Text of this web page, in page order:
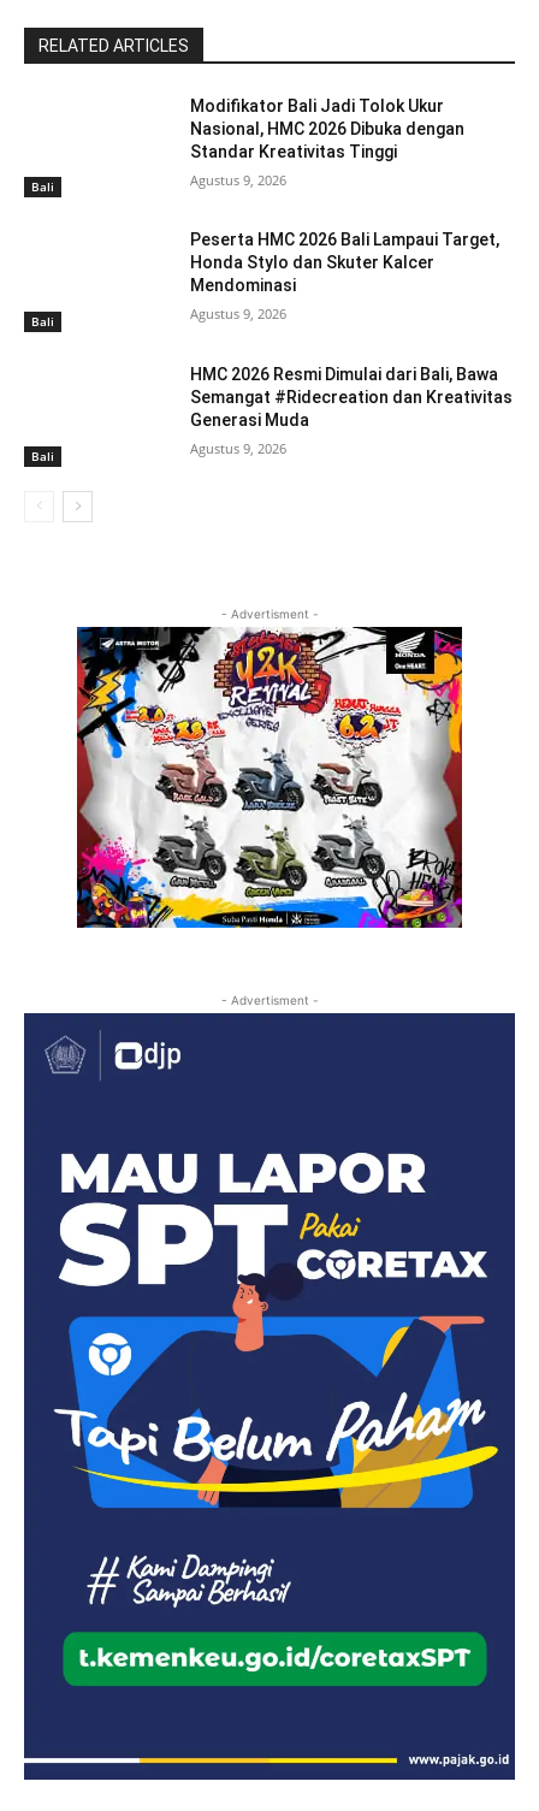
RELATED ARTICLES
Bali
Modifikator Bali Jadi Tolok Ukur
Nasional, HMC 2026 Dibuka dengan
Standar Kreativitas Tinggi
Agustus 9, 2026
Bali
Peserta HMC 2026 Bali Lampaui Target,
Honda Stylo dan Skuter Kalcer
Mendominasi
Agustus 9, 2026
Bali
HMC 2026 Resmi Dimulai dari Bali, Bawa
Semangat #Ridecreation dan Kreativitas
Generasi Muda
Agustus 9, 2026
- Advertisment -
- Advertisment -